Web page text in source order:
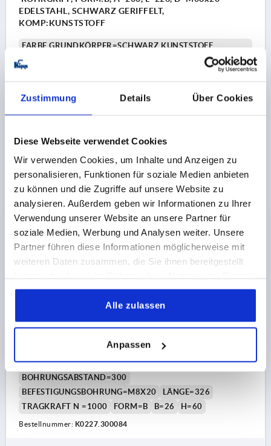
Zustimmung Details Über Cookies
Diese Webseite verwendet Cookies
Wir verwenden Cookies, um Inhalte und Anzeigen zu
personalisieren, Funktionen für soziale Medien anbieten
zu können und die Zugriffe auf unsere Website zu
analysieren. Außerdem geben wir Informationen zu Ihrer
Verwendung unserer Website an unsere Partner für
soziale Medien, Werbung und Analysen weiter. Unsere
Partner führen diese Informationen möglicherweise mit
weiteren Daten zusammen, die Sie ihnen bereitgestellt
gesammelt haben.
Alle zulassen
Anpassen
EDELSTAHL, SCHWARZ GERIFFELT,
KOMP:KUNSTSTOFF
FARBE GRUNDKÖRPER=SCHWARZ KUNSTSTOFF
GERIFFELT
BOHRUNGSABSTAND=200
TRAGKRAFT N =1000
FORM=B H=60
zzgl. MwSt.
DETAILS
K0227 B
ROHRGRIFF, FORM:B, A=300, L=326, D=M08x20
KOMP:KUNSTSTOFF
FARBE GRUNDKÖRPER=SCHWARZ KUNSTSTOFF
GERIFFELT
BOHRUNGSABSTAND=300
BEFESTIGUNGSBOHRUNG=M8X20
LÄNGE=326
TRAGKRAFT N =1000
FORM=B B=26 H=60
Bestellnummer: K0227.300084